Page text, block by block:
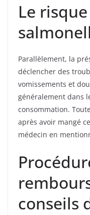
Le
Parallèlement, la
déclencher des
vomissements et
généralement dans
consommation.
après avoir mangé
médecin en
conseils